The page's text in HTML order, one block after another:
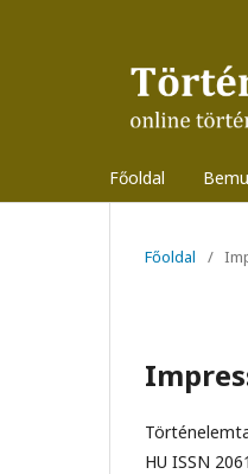
Főoldal
Főoldal /
HU ISSN